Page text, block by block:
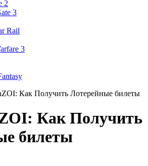
2
3
Rail
3
Как Получить Лотерейные билеты
Как Получить
билеты